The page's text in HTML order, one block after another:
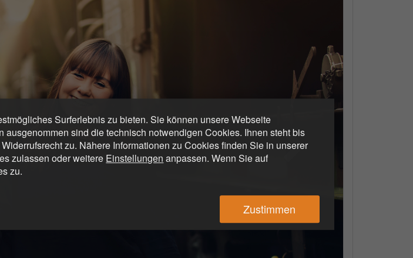
Surferlebnis zu bieten. Sie können unsere Webseite
sind die technisch notwendigen Cookies. Ihnen steht bis
zu. Nähere Informationen zu Cookies finden Sie in unserer
zulassen oder weitere Einstellungen anpassen. Wenn Sie auf
zu.
Zustimmen